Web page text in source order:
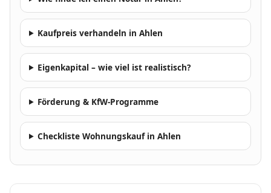
Kaufpreis verhandeln in Ahlen
Eigenkapital – wie viel ist realistisch?
Förderung & KfW-Programme
Checkliste Wohnungskauf in Ahlen